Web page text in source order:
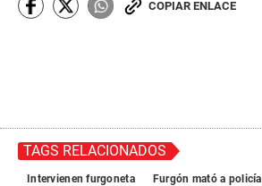
COPIAR ENLACE
TAGS RELACIONADOS
Intervienen furgoneta
Furgón mató a policía